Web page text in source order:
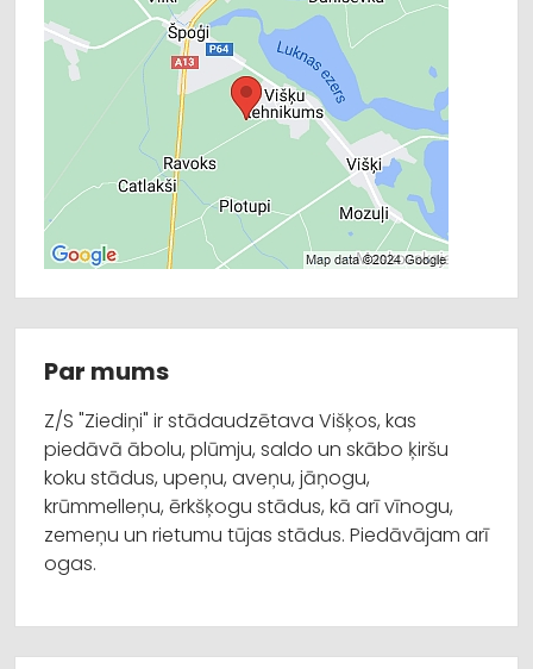
Par mums
Z/S "Ziediņi" ir stādaudzētava Višķos, kas
piedāvā ābolu, plūmju, saldo un skābo ķiršu
koku stādus, upeņu, aveņu, jāņogu,
krūmmelleņu, ērkšķogu stādus, kā arī vīnogu,
zemeņu un rietumu tūjas stādus. Piedāvājam arī
ogas.